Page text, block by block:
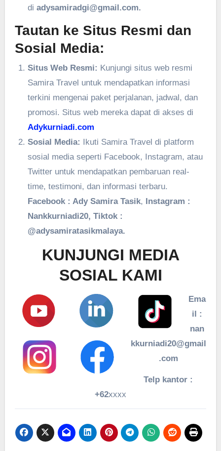
di adysamiradgi@gmail.com.
Tautan ke Situs Resmi dan
Sosial Media:
Situs Web Resmi: Kunjungi situs web resmi
Samira Travel untuk mendapatkan informasi
terkini mengenai paket perjalanan, jadwal, dan
promosi. Situs web mereka dapat di akses di
Adykurniadi.com
Sosial Media: Ikuti Samira Travel di platform
sosial media seperti Facebook, Instagram, atau
Twitter untuk mendapatkan pembaruan real-
time, testimoni, dan informasi terbaru.
Facebook : Ady Samira Tasik, Instagram :
Nankkurniadi20, Tiktok :
@adysamiratasikmalaya.
KUNJUNGI MEDIA
SOSIAL KAMI
Ema
il :
nan
kkurniadi20@gmail
.com
Telp kantor :
+62xxxx